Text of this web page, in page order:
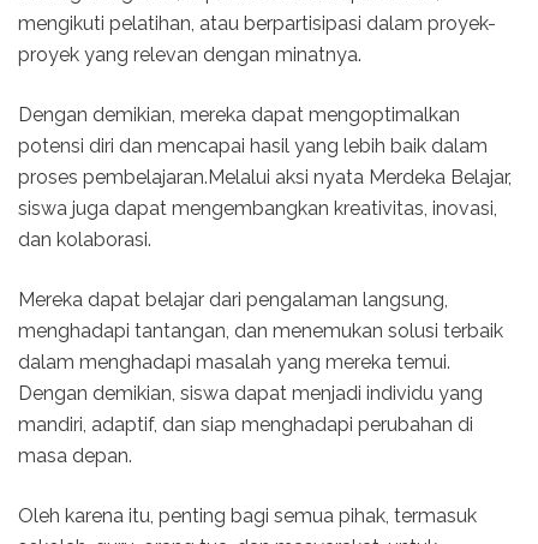
mengikuti pelatihan, atau berpartisipasi dalam proyek-
proyek yang relevan dengan minatnya.
Dengan demikian, mereka dapat mengoptimalkan
potensi diri dan mencapai hasil yang lebih baik dalam
proses pembelajaran.Melalui aksi nyata Merdeka Belajar,
siswa juga dapat mengembangkan kreativitas, inovasi,
dan kolaborasi.
Mereka dapat belajar dari pengalaman langsung,
menghadapi tantangan, dan menemukan solusi terbaik
dalam menghadapi masalah yang mereka temui.
Dengan demikian, siswa dapat menjadi individu yang
mandiri, adaptif, dan siap menghadapi perubahan di
masa depan.
Oleh karena itu, penting bagi semua pihak, termasuk